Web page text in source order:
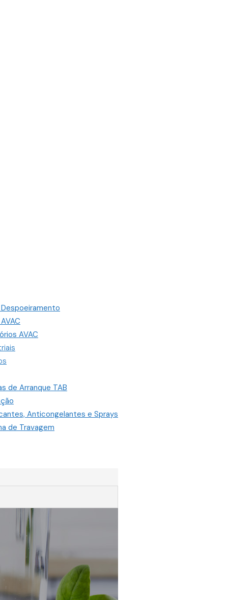
AVAC
de Arranque TAB
Anticongelantes e Sprays
de Travagem